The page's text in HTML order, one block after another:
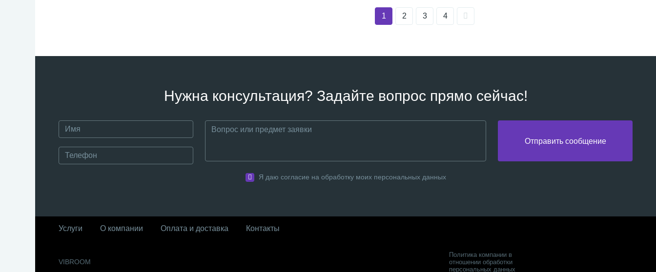
1 2 3 4
Нужна консультация? Задайте вопрос прямо сейчас!
Отправить сообщение
Я даю согласие на обработку моих персональных данных
Услуги О компании Оплата и доставка Контакты
VIBROOM
Политика компании в
отношении обработки
персональных данных